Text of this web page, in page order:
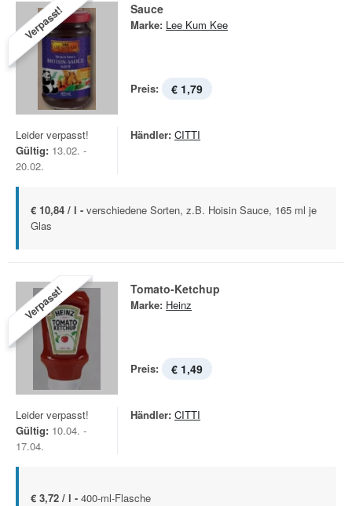
Verpasst! Sauce
Marke: Lee Kum Kee
Preis: € 1,79
Leider verpasst!
Gültig: 13.02. -
20.02.
Händler: CITTI
€ 10,84 / l - verschiedene Sorten, z.B. Hoisin Sauce, 165 ml je
Glas
Verpasst! Tomato-Ketchup
Marke: Heinz
Preis: € 1,49
Leider verpasst!
Gültig: 10.04. -
17.04.
Händler: CITTI
€ 3,72 / l - 400-ml-Flasche